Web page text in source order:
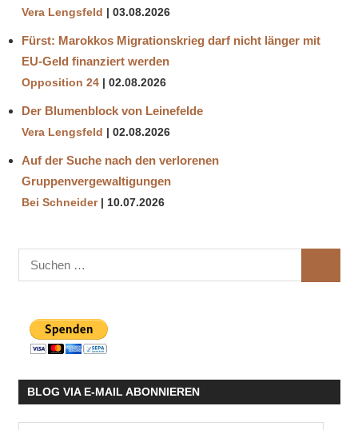
Vera Lengsfeld 03.08.2026
Fürst: Marokkos Migrationskrieg darf nicht länger mit
EU-Geld finanziert werden
Opposition 24 02.08.2026
Der Blumenblock von Leinefelde
Vera Lengsfeld 02.08.2026
Auf der Suche nach den verlorenen
Gruppenvergewaltigungen
Bei Schneider 10.07.2026
Suchen
nach:
BLOG VIA E-MAIL ABONNIEREN